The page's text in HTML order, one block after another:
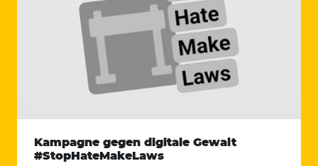
Kampagne gegen digitale Gewalt
#StopHateMakeLaws